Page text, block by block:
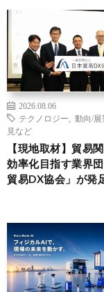
2026.08.06
テクノロジー
動向/展
見など
【現地取材】貿易
効率化目指す業界
貿易DX協会」が発